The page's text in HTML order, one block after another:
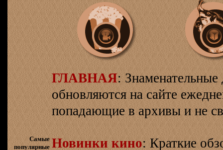
ГЛАВНАЯ:
обновляются на сайте
попадающие в архивы и не
Самые
популярные Новинки кино: Краткие